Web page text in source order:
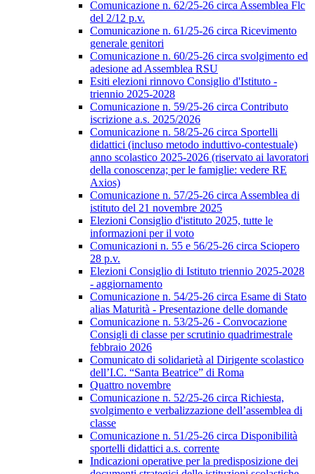
Comunicazione n. 62/25-26 circa Assemblea Flc
del 2/12 p.v.
Comunicazione n. 61/25-26 circa Ricevimento
generale genitori
Comunicazione n. 60/25-26 circa svolgimento ed
adesione ad Assemblea RSU
Esiti elezioni rinnovo Consiglio d'Istituto -
triennio 2025-2028
Comunicazione n. 59/25-26 circa Contributo
iscrizione a.s. 2025/2026
Comunicazione n. 58/25-26 circa Sportelli
didattici (incluso metodo induttivo-contestuale)
anno scolastico 2025-2026 (riservato ai lavoratori
della conoscenza; per le famiglie: vedere RE
Axios)
Comunicazione n. 57/25-26 circa Assemblea di
istituto del 21 novembre 2025
Elezioni Consiglio d'istituto 2025, tutte le
informazioni per il voto
Comunicazioni n. 55 e 56/25-26 circa Sciopero
28 p.v.
Elezioni Consiglio di Istituto triennio 2025-2028
- aggiornamento
Comunicazione n. 54/25-26 circa Esame di Stato
alias Maturità - Presentazione delle domande
Comunicazione n. 53/25-26 - Convocazione
Consigli di classe per scrutinio quadrimestrale
febbraio 2026
Comunicato di solidarietà al Dirigente scolastico
dell’I.C. “Santa Beatrice” di Roma
Quattro novembre
Comunicazione n. 52/25-26 circa Richiesta,
svolgimento e verbalizzazione dell’assemblea di
classe
Comunicazione n. 51/25-26 circa Disponibilità
sportelli didattici a.s. corrente
Indicazioni operative per la predisposizione dei